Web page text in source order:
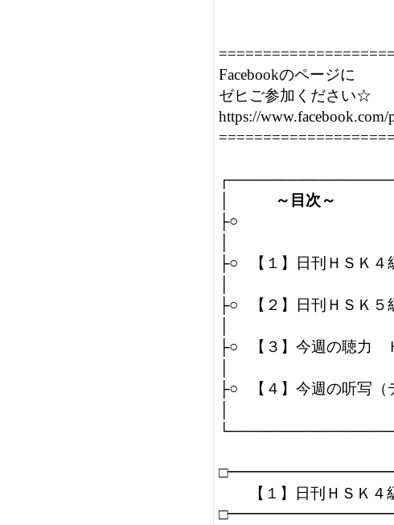
Facebookのページに
ゼヒご参加ください☆
https://
～目次～
├○
├○   【１】日刊ＨＳＫ４
├○   【２】日刊ＨＳＫ
├○   【３】今週の聴力
├○   【４】今週の听写（
【１】日刊ＨＳＫ４級